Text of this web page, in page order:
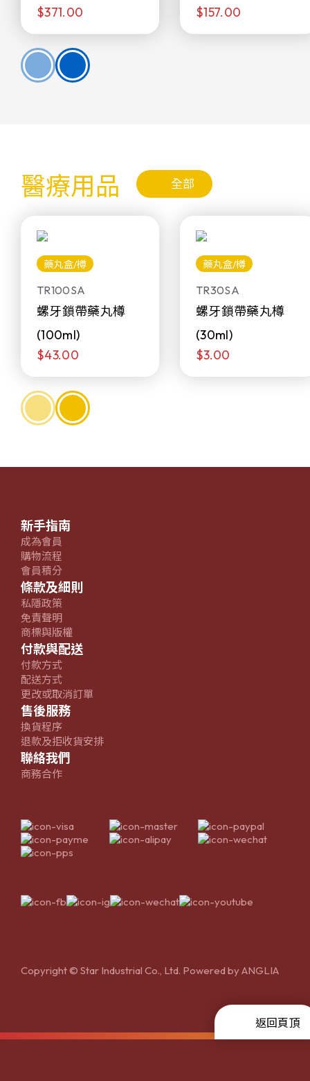
$371.00 $157.00
醫療用品 全部
藥丸盒/樽
TR100SA
螺牙鎖帶藥丸樽
(100ml)
$43.00
藥丸盒/樽
TR30SA
螺牙鎖帶藥丸樽
(30ml)
$3.00
新手指南
成為會員
購物流程
會員積分
條款及細則
私隱政策
免責聲明
商標與版權
付款與配送
付款方式
配送方式
更改或取消訂單
售後服務
換貨程序
退款及拒收貨安排
聯絡我們
商務合作
Copyright © Star Industrial Co., Ltd. Powered byANGLIA
返回頁頂